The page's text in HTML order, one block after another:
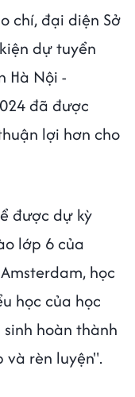
chí, đại diện Sở
dự tuyển
Hà Nội -
đã được
lợi hơn cho
được dự kỳ
lớp 6 của
học
học của học
hoàn thành
rèn luyện".